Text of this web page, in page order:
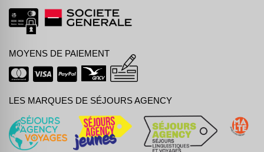
MOYENS DE PAIEMENT
LES MARQUES DE SÉJOURS AGENCY